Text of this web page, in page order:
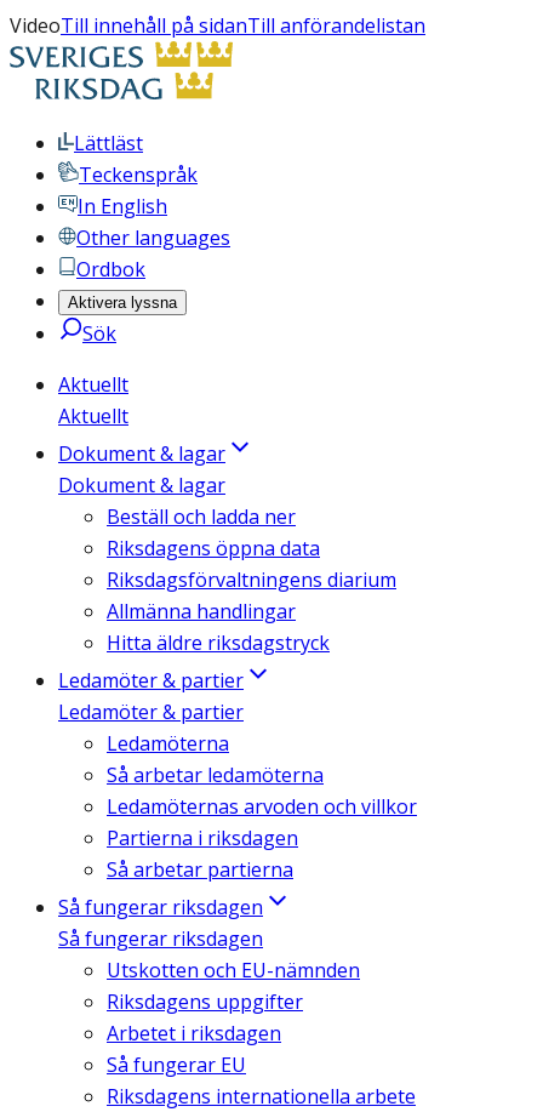
VideoTill innehåll på sidanTill anförandelistan
Lättläst
Teckenspråk
In English
Other languages
Ordbok
Aktivera lyssna
Sök
Aktuellt
Aktuellt
Dokument & lagar
Dokument & lagar
Beställ och ladda ner
Riksdagens öppna data
Riksdagsförvaltningens diarium
Allmänna handlingar
Hitta äldre riksdagstryck
Ledamöter & partier
Ledamöter & partier
Ledamöterna
Så arbetar ledamöterna
Ledamöternas arvoden och villkor
Partierna i riksdagen
Så arbetar partierna
Så fungerar riksdagen
Så fungerar riksdagen
Utskotten och EU-nämnden
Riksdagens uppgifter
Arbetet i riksdagen
Så fungerar EU
Riksdagens internationella arbete